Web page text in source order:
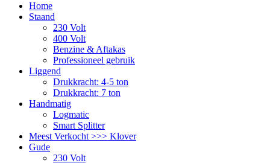
Home
Staand
230 Volt
400 Volt
Benzine & Aftakas
Professioneel gebruik
Liggend
Drukkracht: 4-5 ton
Drukkracht: 7 ton
Handmatig
Logmatic
Smart Splitter
Meest Verkocht >>> Klover
Gude
230 Volt